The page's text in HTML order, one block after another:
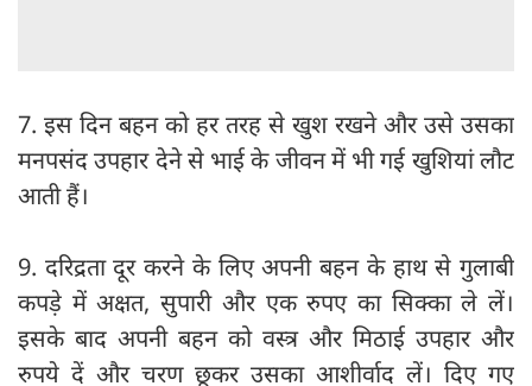
7. इस दिन बहन को हर तरह से खुश रखने और उसे उसका
मनपसंद उपहार देने से भाई के जीवन में भी गई खुशियां लौट
आती हैं।
9. दरिद्रता दूर करने के लिए अपनी बहन के हाथ से गुलाबी
कपड़े में अक्षत, सुपारी और एक रुपए का सिक्का ले लें।
इसके बाद अपनी बहन को वस्त्र और मिठाई उपहार और
रुपये दें और चरण छूकर उसका आशीर्वाद लें। दिए गए